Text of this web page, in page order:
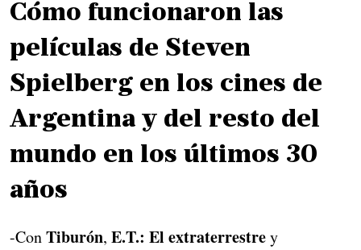
Cómo funcionaron las
películas de Steven
Spielberg en los cines de
Argentina y del resto del
mundo en los últimos 30
años
-ConTiburón, E.T.: El extraterrestrey